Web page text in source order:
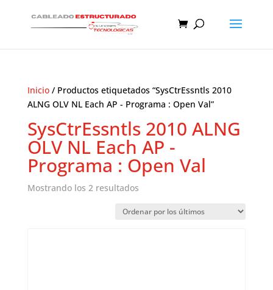
Inicio/ Productos etiquetados “SysCtrEssntls 2010
ALNG OLV NL Each AP - Programa : Open Val”
SysCtrEssntls 2010 ALNG
OLV NL Each AP -
Programa : Open Val
Mostrando los 2 resultadosOrdenado
los